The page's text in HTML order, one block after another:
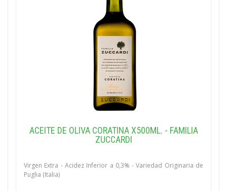
ACEITE DE OLIVA CORATINA X500ML. - FAMILIA
ZUCCARDI
Virgen Extra - Acidez Inferior a 0,3% - Variedad Originaria de
Puglia (Italia)